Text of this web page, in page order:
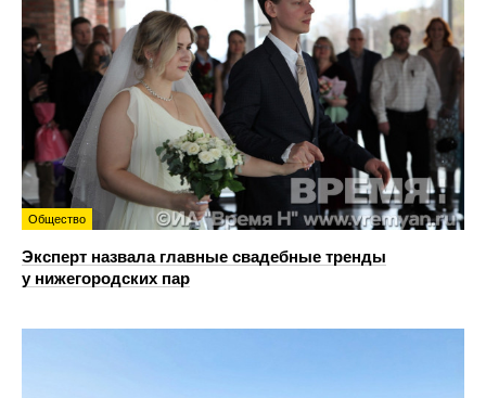
Общество
Эксперт назвала главные свадебные тренды
у нижегородских пар